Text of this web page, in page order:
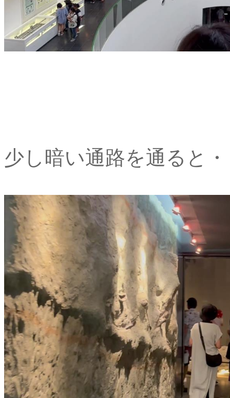
少し暗い通路を通ると